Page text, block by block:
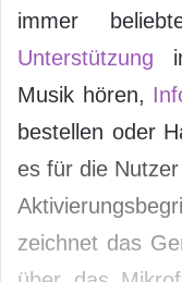
immer
Unterstützung
Musik hören,
bestellen oder
es für die
zeichnet das